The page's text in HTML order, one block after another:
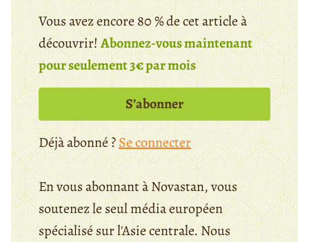
Vous avez encore 80 % de cet article à
découvrir!Abonnez-vous maintenant
pour seulement 3€ par mois
S’abonner
Déjà abonné ?Se connecter
En vous abonnant à Novastan, vous
soutenez le seul média européen
spécialisé sur l'Asie centrale. Nous